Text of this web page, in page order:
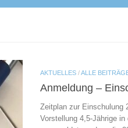
AKTUELLES /ALLE
Anmeldung –
Zeitplan zur Einschulung
Vorstellung 4,5-Jährige